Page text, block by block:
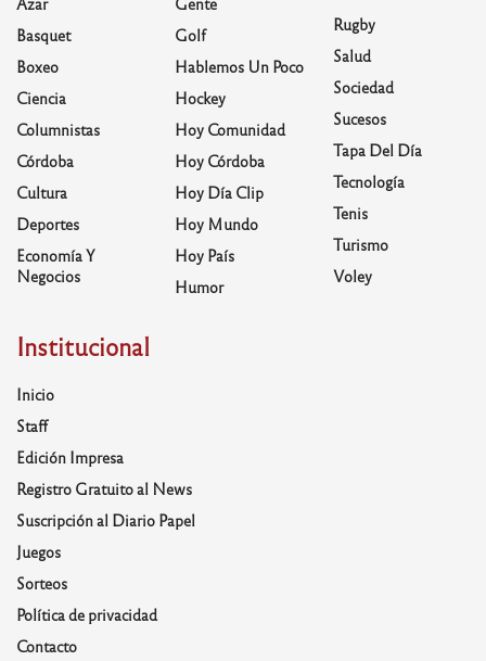
Basquet
Boxeo
Ciencia
Columnistas
Córdoba
Cultura
Deportes
Economía Y
Negocios
Golf
Hablemos Un Poco
Hockey
Hoy Comunidad
Hoy Córdoba
Hoy Día Clip
Hoy Mundo
Hoy País
Humor
Rugby
Salud
Sociedad
Sucesos
Tapa Del Día
Tecnología
Tenis
Turismo
Voley
Institucional
Inicio
Staff
Edición Impresa
Registro Gratuito al News
Suscripción al Diario Papel
Juegos
Sorteos
Política de privacidad
Contacto